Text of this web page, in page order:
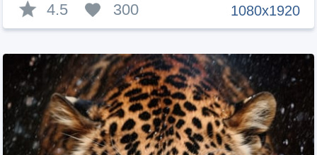
1080x1920
4.5 300